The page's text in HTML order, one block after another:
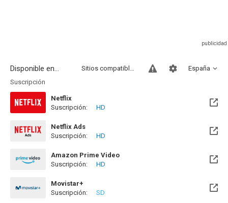
Disponible en... España
Sitios compatibles
Suscripción
Netflix
Suscripción:
HD
Netflix Ads
Suscripción:
HD
Amazon Prime Video
Suscripción:
HD
Movistar+
Disponible hasta el Lun, 10 Ago 2026 (Quedan 4 días)
Suscripción: SD